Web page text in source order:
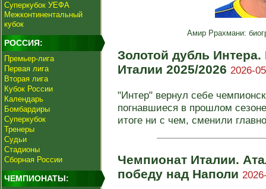
Суперкубок УЕФА
Межконтинентальный
кубок
РОССИЯ:
Премьер-лига
Первая лига
Вторая лига
Кубок России
Календарь
Бомбардиры
Суперкубок
Тренеры
Судьи
Стадионы
Сборная России
ЧЕМПИОНАТЫ:
Амир Ррахмани:
Золотой дубль
Италии 2025/2026 2026-
"Интер" вернул себе
погнавшиеся в прошлом
итоге ни с чем, сменили
Чемпионат Италии.
победу над Наполи